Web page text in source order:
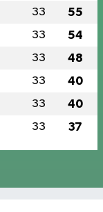
33 55
33 54
33 48
33 40
33 40
33 37